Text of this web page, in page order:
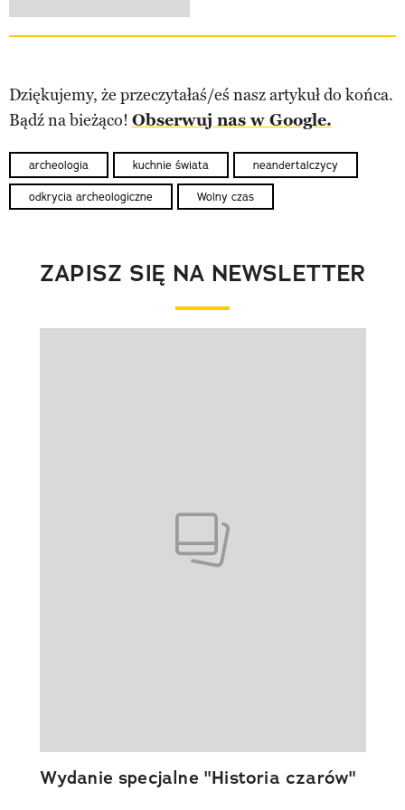
Dziękujemy, że przeczytałaś/eś nasz artykuł do końca.
Bądź na bieżąco! Obserwuj nas w Google.
archeologia kuchnie świata neandertalczycy
odkrycia archeologiczne Wolny czas
ZAPISZ SIĘ NA NEWSLETTER
Wydanie specjalne "Historia czarów"